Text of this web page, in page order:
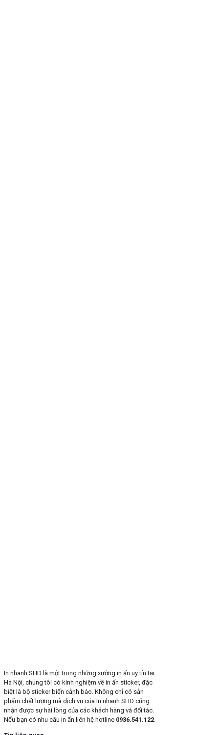
In nhanh SHD là một trong những xưởng in ấn uy tín tại
Hà Nội, chúng tôi có kinh nghiệm về in ấn sticker, đặc
biệt là bộ sticker biển cảnh báo. Không chỉ có sản
phẩm chất lượng mà dịch vụ của In nhanh SHD cũng
nhận được sự hài lòng của các khách hàng và đối tác.
Nếu bạn có nhu cầu in ấn liên hệ hotline 0936.541.122.